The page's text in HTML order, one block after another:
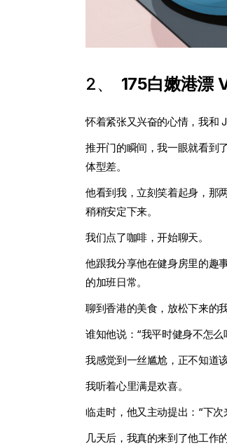
2、 175白嫩港漂
怀着紧张又兴奋的心情，我和
推开门的瞬间，我一眼就看到
体型差。
他看到我，立刻笑着起身，那
稍稍安定下来。
我们点了咖啡，开始聊天。
他跟我分享他在健身房里的趣
的加班日常。
聊到香港的美食，放松下来的
谁知他说：“我平时健身不怎么
我感觉到一丝尴尬，正不知道
我听着心里满是欢喜。
临走时，他又主动提出：“下
几天后，我真的来到了他工作